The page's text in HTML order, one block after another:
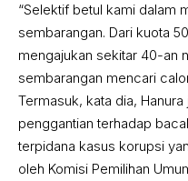
“Selektif betul kami dalam
sembarangan. Dari kuota
mengajukan sekitar 40-an
sembarangan mencari
Termasuk, kata dia,
penggantian terhadap
terpidana kasus korupsi
oleh Komisi Pemilihan